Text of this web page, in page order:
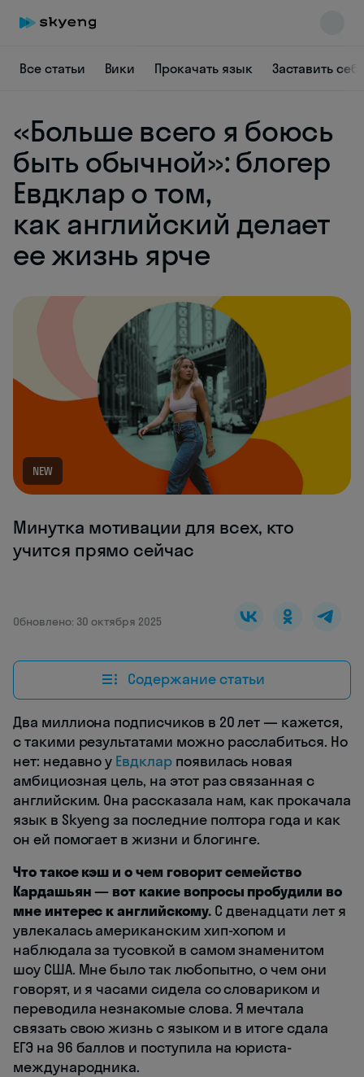
Все статьи Вики Прокачать язык Заставить
«Больше всего я боюсь
быть обычной»: блогер
Евдклар о том,
как английский делает
ее жизнь ярче
NEW
Минутка мотивации для всех, кто
учится прямо сейчас
Обновлено: 30 октября 2025
Содержание статьи
Два миллиона подписчиков в 20 лет — кажется,
с такими результатами можно расслабиться. Но
нет: недавно у Евдкларпоявилась новая
амбициозная цель, на этот раз связанная с
английским. Она рассказала нам, как прокачала
язык в Skyeng за последние полтора года и как
он ей помогает в жизни и блогинге.
Что такое кэш и о чем говорит семейство
Кардашьян — вот какие вопросы пробудили во
мне интерес к английскому.С двенадцати лет я
увлекалась американским хип-хопом и
наблюдала за тусовкой в самом знаменитом
шоу США. Мне было так любопытно, о чем они
говорят, и я часами сидела со словариком и
переводила незнакомые слова. Я мечтала
связать свою жизнь с языком и в итоге сдала
ЕГЭ на 96 баллов и поступила на юриста-
международника.
Skyeng Chat